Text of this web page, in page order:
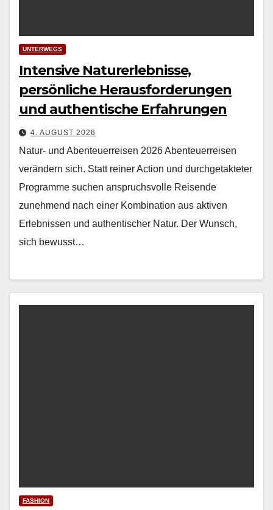
UNTERWEGS
Intensive Naturerlebnisse,
persönliche Herausforderungen
und authentische Erfahrungen
4. AUGUST 2026
Natur- und Abenteuerreisen 2026 Aben­teuer­reisen
verän­dern sich. Statt rein­er Action und durchge­tak­teter
Pro­gramme suchen anspruchsvolle Reisende
zunehmend nach ein­er Kom­bi­na­tion aus aktiv­en
Erleb­nis­sen und authen­tis­ch­er Natur. Der Wun­sch,
sich bewusst…
FASHION